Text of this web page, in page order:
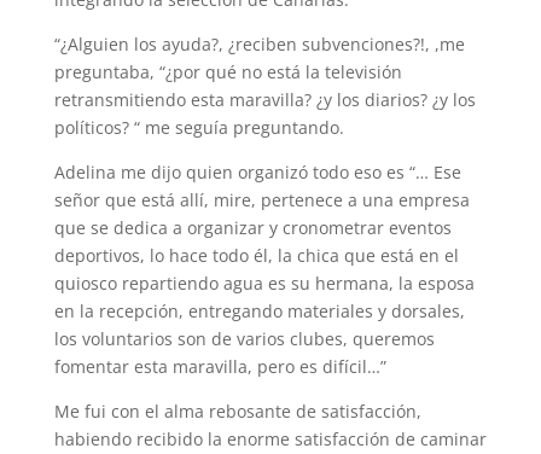
“¿Alguien los ayuda?, ¿reciben subvenciones?!, ,me
preguntaba, “¿por qué no está la televisión
retransmitiendo esta maravilla? ¿y los diarios? ¿y los
políticos? “ me seguía preguntando.
Adelina me dijo quien organizó todo eso es “… Ese
señor que está allí, mire, pertenece a una empresa
que se dedica a organizar y cronometrar eventos
deportivos, lo hace todo él, la chica que está en el
quiosco repartiendo agua es su hermana, la esposa
en la recepción, entregando materiales y dorsales,
los voluntarios son de varios clubes, queremos
fomentar esta maravilla, pero es difícil…”
Me fui con el alma rebosante de satisfacción,
habiendo recibido la enorme satisfacción de caminar